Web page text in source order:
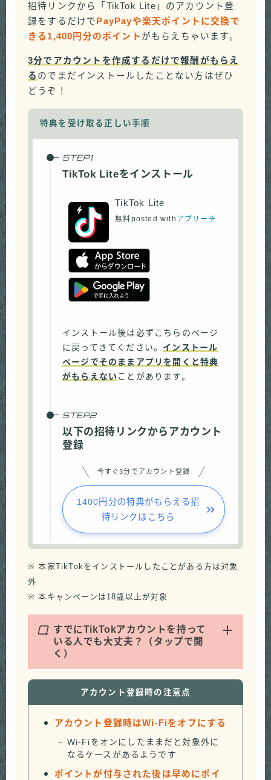
招待リンクから「TikTok Lite」のアカウント登
録をするだけで PayPayや楽天ポイントに交換で
きる1,400円分のポイント がもらえちゃいます。
3分でアカウントを作成するだけで報酬がもらえ
る のでまだインストールしたことない方はぜひ
どうぞ！
特典を受け取る正しい手順
TikTok Liteをインストール
TikTok Lite
無料posted with アプリーチ
インストール後は必ずこちらのページ
に戻ってきてください。 インストール
ページでそのままアプリを開くと特典
がもらえない ことがあります。
以下の招待リンクからアカウント
登録
今すぐ3分でアカウント登録
1400円分の特典がもらえる招
待リンクはこちら
※ 本家TikTokをインストールしたことがある方は対象
外
※ 本キャンペーンは18歳以上が対象
Q すでにTikTokアカウントを持って
いる人でも大丈夫？（タップで開
く）
アカウント登録時の注意点
アカウント登録時はWi-Fiをオフにする
Wi-Fiをオンにしたままだと対象外に
なるケースがあるようです
ポイントが付与された後は早めにポイ